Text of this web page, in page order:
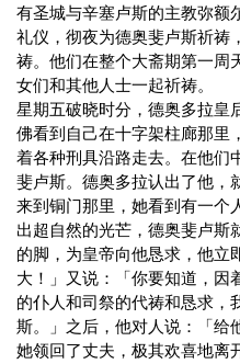
有圣城与辛塞卢斯的主教弥额
礼仪，彻夜为德奥斐卢斯祈祷
祷。他们在整个大斋期第一周
女们和其他人士一起祈祷。
星期五破晓时分，德奥多拉皇
佛看到自己在十字架柱廊那里
着各种刑具沿路走去。在他们
斐卢斯。德奥多拉认出了他，
来到铜门那里，她看到有一个
出超自然的光芒，德奥斐卢斯
的脚，为皇帝向他恳求，他立
大！」又说：「你要知道，因
的仆人和司祭的代祷和恳求，
斯。」之后，他对人说：「给
她领回了丈夫，极其欢喜地离